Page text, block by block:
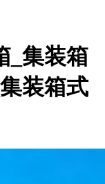
_集装箱
装箱式